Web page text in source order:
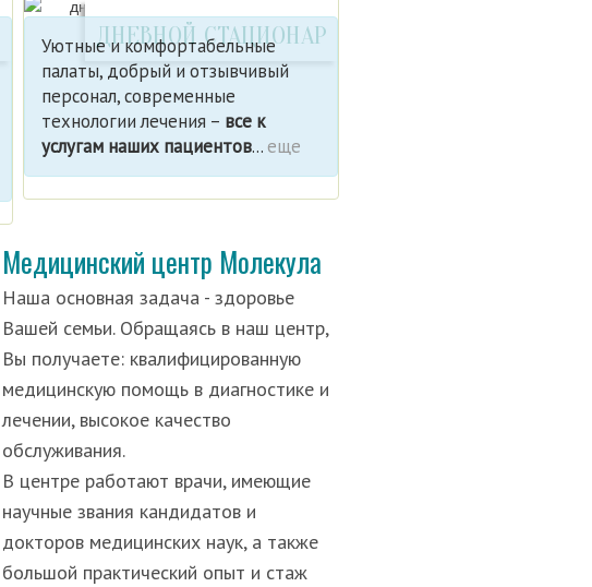
ДНЕВНОЙ СТАЦИОНАР
Уютные и комфортабельные
палаты, добрый и отзывчивый
персонал, современные
технологии лечения – все к
услугам наших пациентов...еще
Медицинский центр Молекула
Наша основная задача - здоровье
Вашей семьи. Обращаясь в наш центр,
Вы получаете: квалифицированную
медицинскую помощь в диагностике и
лечении, высокое качество
обслуживания.
В центре работают врачи, имеющие
научные звания кандидатов и
докторов медицинских наук, а также
большой практический опыт и стаж